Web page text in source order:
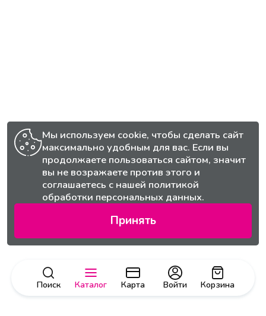
Поиск Каталог Карта Корзина
Войти
Мы используем cookie, чтобы сделать сайт
максимально удобным для вас. Если вы
продолжаете пользоваться сайтом, значит
вы не возражаете против этого и
соглашаетесь с нашей политикой
обработки персональных данных.
Принять